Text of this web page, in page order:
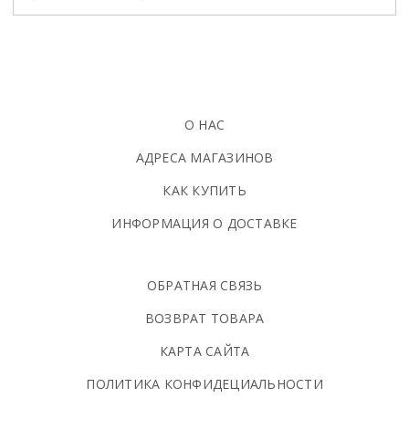
О НАС
АДРЕСА МАГАЗИНОВ
КАК КУПИТЬ
ИНФОРМАЦИЯ О ДОСТАВКЕ
ОБРАТНАЯ СВЯЗЬ
ВОЗВРАТ ТОВАРА
КАРТА САЙТА
ПОЛИТИКА КОНФИДЕЦИАЛЬНОСТИ